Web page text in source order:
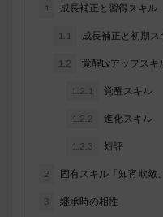
1 成長補正と習得スキル
1.1 成長補正と初期ス
1.2 覚醒Lvアップスキ
1.2.1 覚醒スキル
1.2.2 進化スキル
1.2.3 短評
2 固有スキル「知宵欺敵
3 継承時の相性